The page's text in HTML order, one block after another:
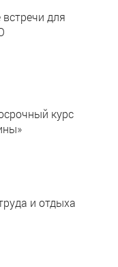
для
курс
и отдыха